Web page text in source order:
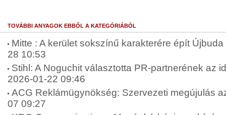
TOVÁBBI ANYAGOK EBBŐL A KATEGÓRIÁBÓL
Mitte : A kerület sokszínű karakterére épít
28 10:53
Stihl: A Noguchit választotta PR-partnerének az
2026-01-22 09:46
ACG Reklámügynökség: Szervezeti megújulás
07 09:27